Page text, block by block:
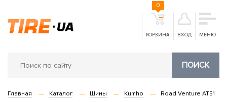
КОРЗИНА
0
ВХОД МЕНЮ
ПОИСК
Главная Каталог Шины Kumho Road Venture AT51